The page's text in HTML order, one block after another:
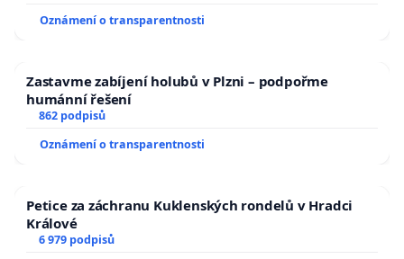
Oznámení o transparentnosti
Zastavme zabíjení holubů v Plzni – podpořme
humánní řešení
862 podpisů
Oznámení o transparentnosti
Petice za záchranu Kuklenských rondelů v Hradci
Králové
6 979 podpisů